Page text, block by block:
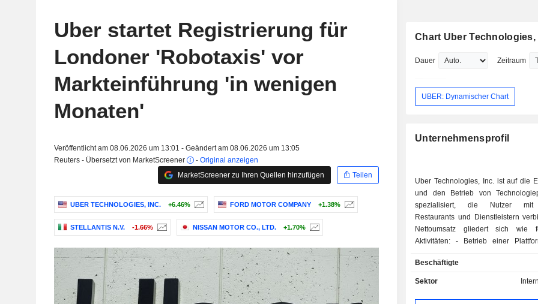
Uber startet Registrierung für
Londoner 'Robotaxis' vor
Markteinführung 'in wenigen
Monaten'
Veröffentlicht am 08.06.2026 um 13:01 - Geändert am 08.06.2026 um 13:05
Reuters - Übersetzt von MarketScreener
- Original anzeigen
MarketScreener zu Ihren Quellen hinzufügen
Teilen
UBER TECHNOLOGIES, INC. +6.46% FORD MOTOR COMPANY +1.38%
STELLANTIS N.V. -1.66% NISSAN MOTOR CO., LTD. +1.70%
Chart Uber Technologies,
Dauer Zeitraum
UBER: Dynamischer Chart
Unternehmensprofil
Uber Technologies, Inc. ist auf die
und den Betrieb von
spezialisiert, die Nutzer mit
Restaurants und Dienstleistern
Nettoumsatz gliedert sich wie
Aktivitäten: - Betrieb einer Plattform für die
Fahrzeugen mit Fahrern (57 %).
bietet auch Mitfahrgelegenheiten an; -
Mahlzeiten (33,2 %; Uber Eats); - Betrieb einer
Beschäftigte
Sektor